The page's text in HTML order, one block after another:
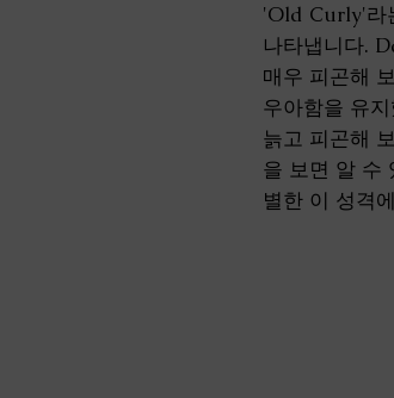
'Old Curly'라
나타냅니다.
매우 피곤해
우아함을 유
늙고 피곤해
을 보면 알 수
별한 이 성격